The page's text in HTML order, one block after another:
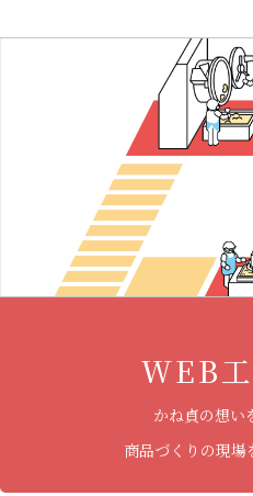
WEB
かね貞の想い
商品づくりの現場